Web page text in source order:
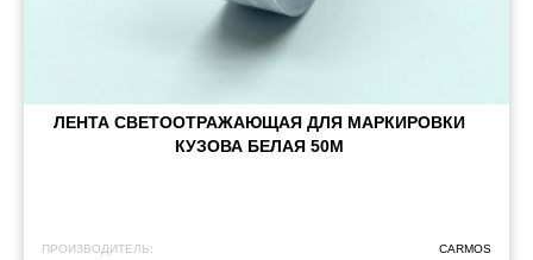
ЛЕНТА СВЕТООТРАЖАЮЩАЯ ДЛЯ МАРКИРОВКИ
КУЗОВА БЕЛАЯ 50М
ПРОИЗВОДИТЕЛЬ: CARMOS